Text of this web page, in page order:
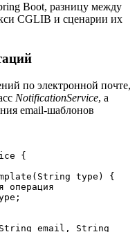
Boot, разницу между
CGLIB и сценарии их
по электронной почте,
NotificationService, а
email-шаблонов
{
type) {
операция